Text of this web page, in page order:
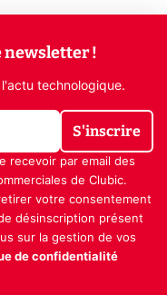
newsletter !
technologique.
S'inscrire
recevoir par email des
de Clubic.
votre consentement
désinscription présent
sur la gestion de vos
de confidentialité